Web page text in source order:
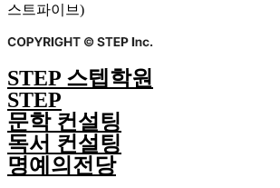
스트파이브)
STEP 스텝학원
STEP
문학 컨설팅
독서 컨설팅
명예의전당